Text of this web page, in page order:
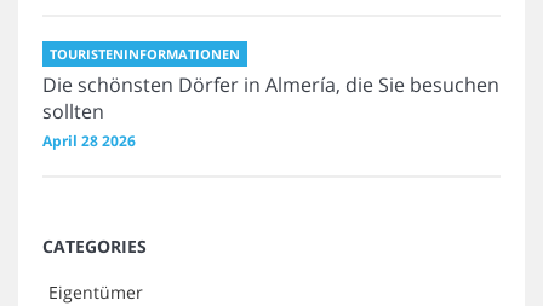
TOURISTENINFORMATIONEN
Die schönsten Dörfer in Almería, die Sie besuchen
sollten
April 28 2026
CATEGORIES
Eigentümer